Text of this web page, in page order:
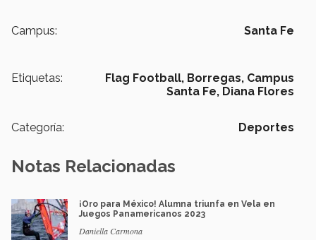
Campus: Santa Fe
Etiquetas: Flag Football, Borregas, Campus
Santa Fe, Diana Flores
Categoría: Deportes
Notas Relacionadas
¡Oro para México! Alumna triunfa en Vela en
Juegos Panamericanos 2023
Daniella Carmona